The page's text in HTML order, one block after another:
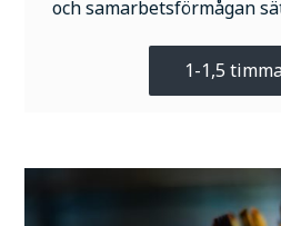
och samarbetsförmågan
1-1,5